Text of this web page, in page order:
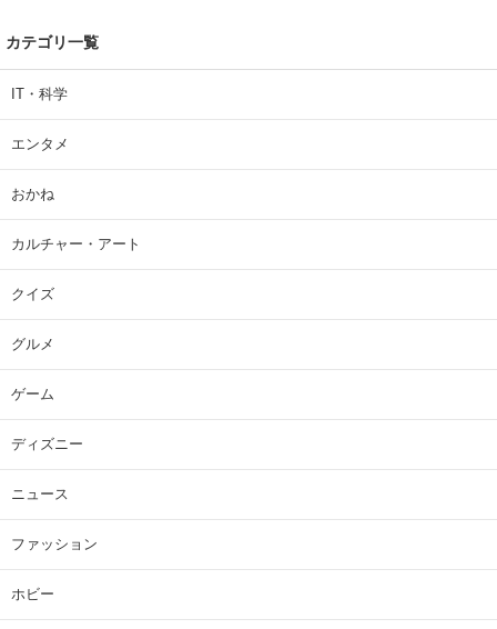
カテゴリ一覧
IT・科学
エンタメ
おかね
カルチャー・アート
クイズ
グルメ
ゲーム
ディズニー
ニュース
ファッション
ホビー